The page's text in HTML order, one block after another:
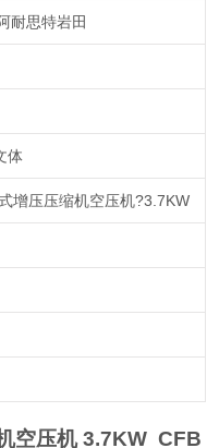
耐思特岩田
体
增压压缩机空压机?3.7KW
空压机 3.7KW CFB